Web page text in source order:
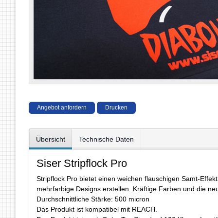
Angebot anfordern Drucken
Übersicht Technische Daten
Siser Stripflock Pro
Stripflock Pro bietet einen weichen flauschigen Samt-
mehrfarbige Designs erstellen. Kräftige Farben und die
Durchschnittliche Stärke: 500 micron
Das Produkt ist kompatibel mit REACH.